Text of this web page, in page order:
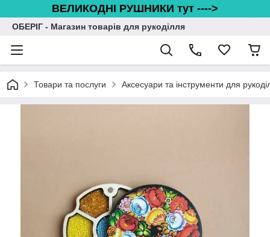
ВЕЛИКОДНІ РУШНИКИ тут ---->
ОБЕРІГ - Магазин товарів для рукоділля
Товари та послуги Аксесуари та інструменти для